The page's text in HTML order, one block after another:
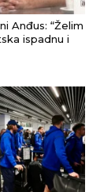
Anđus: “Želim
ispadnu i